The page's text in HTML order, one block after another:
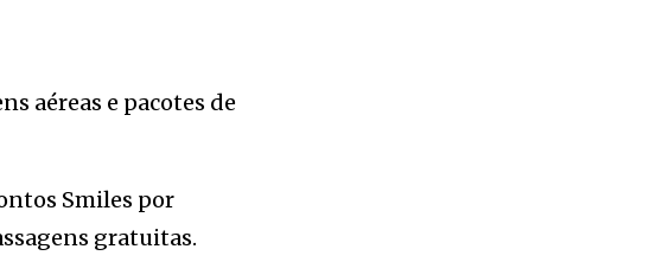
aéreas e pacotes de
Smiles por
gratuitas.